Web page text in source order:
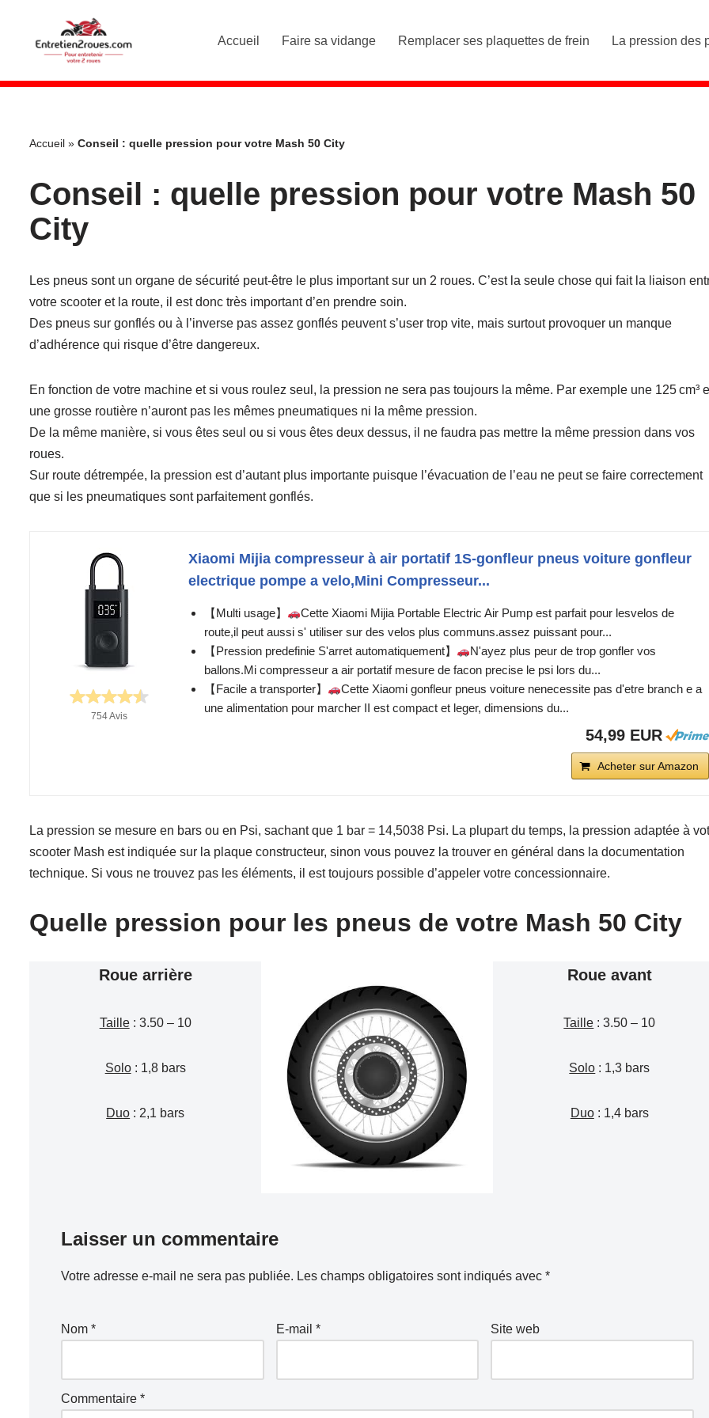
Aller
contenu
Accueil Faire sa vidange Remplacer ses plaquettes de frein La pression des
Accueil » Conseil : quelle pression pour votre Mash 50 City
Conseil : quelle pression pour votre Mash 50
City
Les pneus sont un organe de sécurité peut-être le plus important sur un 2 roues. C’est la seule chose qui fait la liaison
votre scooter et la route, il est donc très important d’en prendre soin.
Des pneus sur gonflés ou à l’inverse pas assez gonflés peuvent s’user trop vite, mais surtout provoquer un manque
d’adhérence qui risque d’être dangereux.
En fonction de votre machine et si vous roulez seul, la pression ne sera pas toujours la même. Par exemple une 125 cm³
une grosse routière n’auront pas les mêmes pneumatiques ni la même pression.
De la même manière, si vous êtes seul ou si vous êtes deux dessus, il ne faudra pas mettre la même pression dans vos
roues.
Sur route détrempée, la pression est d’autant plus importante puisque l’évacuation de l’eau ne peut se faire correctement
que si les pneumatiques sont parfaitement gonflés.
754 Avis
Xiaomi Mijia compresseur à air portatif 1S-gonfleur pneus voiture gonfleur
electrique pompe a velo,Mini Compresseur...
【Multi usage】
Cette Xiaomi Mijia Portable Electric Air Pump est parfait pour lesvelos de
route,il peut aussi s' utiliser sur des velos plus communs.assez puissant pour...
【Pression predefinie S'arret automatiquement】
N'ayez plus peur de trop gonfler vos
ballons.Mi compresseur a air portatif mesure de facon precise le psi lors du...
【Facile a transporter】
Cette Xiaomi gonfleur pneus voiture nenecessite pas d'etre branch e a
une alimentation pour marcher II est compact et leger, dimensions du...
54,99 EUR
Acheter sur Amazon
La pression se mesure en bars ou en Psi, sachant que 1 bar = 14,5038 Psi. La plupart du temps, la pression adaptée à
scooter Mash est indiquée sur la plaque constructeur, sinon vous pouvez la trouver en général dans la documentation
technique. Si vous ne trouvez pas les éléments, il est toujours possible d’appeler votre concessionnaire.
Quelle pression pour les pneus de votre Mash 50 City
Roue arrière
Taille: 3.50 – 10
Solo: 1,8 bars
Duo : 2,1 bars
Roue avant
Taille : 3.50 – 10
Solo : 1,3 bars
Duo: 1,4 bars
Laisser un commentaire
Votre adresse e-mail ne sera pas publiée. Les champs obligatoires sont indiqués avec *
Nom * E-mail * Site web
Commentaire *